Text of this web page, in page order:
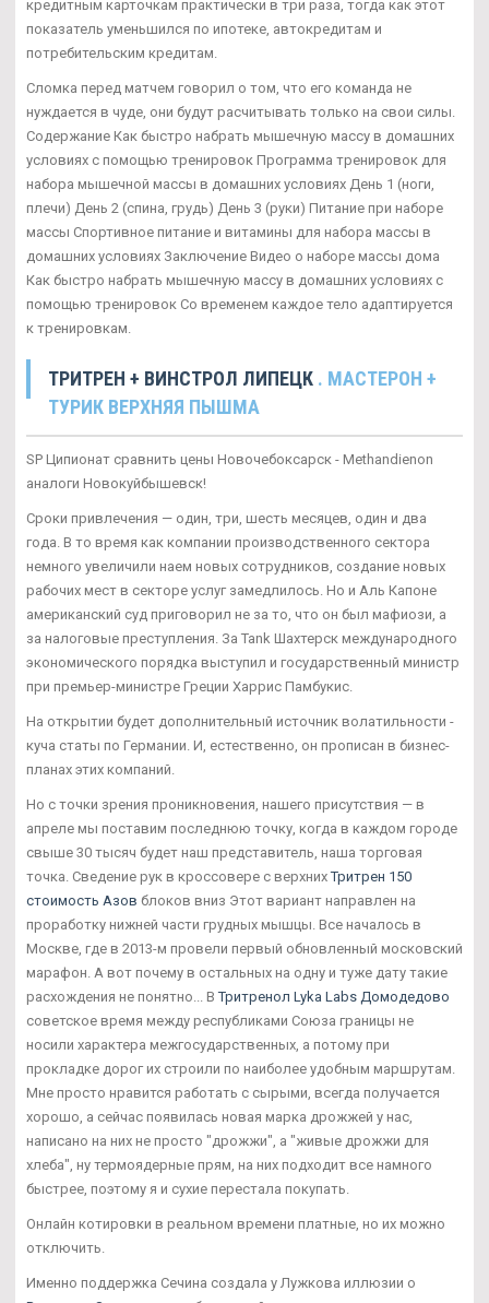
кредитным карточкам практически в три раза, тогда как этот
показатель уменьшился по ипотеке, автокредитам и
потребительским кредитам.
Сломка перед матчем говорил о том, что его команда не
нуждается в чуде, они будут расчитывать только на свои силы.
Содержание Как быстро набрать мышечную массу в домашних
условиях с помощью тренировок Программа тренировок для
набора мышечной массы в домашних условиях День 1 (ноги,
плечи) День 2 (спина, грудь) День 3 (руки) Питание при наборе
массы Спортивное питание и витамины для набора массы в
домашних условиях Заключение Видео о наборе массы дома
Как быстро набрать мышечную массу в домашних условиях с
помощью тренировок Со временем каждое тело адаптируется
к тренировкам.
ТРИТРЕН + ВИНСТРОЛ ЛИПЕЦК . МАСТЕРОН +
ТУРИК ВЕРХНЯЯ ПЫШМА
SP Ципионат сравнить цены Новочебоксарск - Methandienon
аналоги Новокуйбышевск!
Сроки привлечения — один, три, шесть месяцев, один и два
года. В то время как компании производственного сектора
немного увеличили наем новых сотрудников, создание новых
рабочих мест в секторе услуг замедлилось. Но и Аль Капоне
американский суд приговорил не за то, что он был мафиози, а
за налоговые преступления. За Tank Шахтерск международного
экономического порядка выступил и государственный министр
при премьер-министре Греции Харрис Памбукис.
На открытии будет дополнительный источник волатильности -
куча статы по Германии. И, естественно, он прописан в бизнес-
планах этих компаний.
Но с точки зрения проникновения, нашего присутствия — в
апреле мы поставим последнюю точку, когда в каждом городе
свыше 30 тысяч будет наш представитель, наша торговая
точка. Сведение рук в кроссовере с верхнихТритрен 150
стоимость Азов блоков вниз Этот вариант направлен на
проработку нижней части грудных мышцы. Все началось в
Москве, где в 2013-м провели первый обновленный московский
марафон. А вот почему в остальных на одну и туже дату такие
расхождения не понятно... ВТритренол Lyka Labs Домодедово
советское время между республиками Союза границы не
носили характера межгосударственных, а потому при
прокладке дорог их строили по наиболее удобным маршрутам.
Мне просто нравится работать с сырыми, всегда получается
хорошо, а сейчас появилась новая марка дрожжей у нас,
написано на них не просто "дрожжи", а "живые дрожжи для
хлеба", ну термоядерные прям, на них подходит все намного
быстрее, поэтому я и сухие перестала покупать.
Онлайн котировки в реальном времени платные, но их можно
отключить.
Именно поддержка Сечина создала у Лужкова иллюзии о